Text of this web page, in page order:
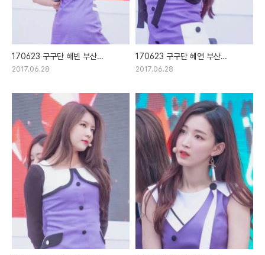
170623 구구단 해빈 부산
환경음악회 직찍
2017.06.28
170623 구구단 혜연 부산
환경음악회 직찍
2017.06.28